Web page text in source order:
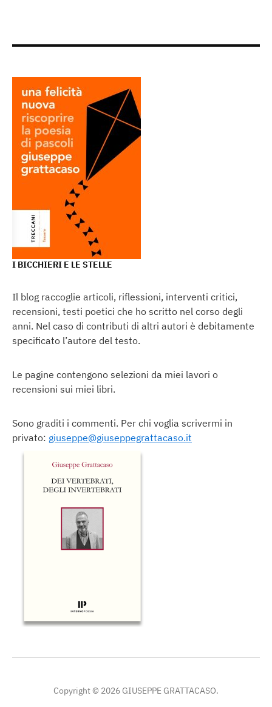
I BICCHIERI E LE STELLE
Il blog raccoglie articoli, riflessioni, interventi critici,
recensioni, testi poetici che ho scritto nel corso degli
anni. Nel caso di contributi di altri autori è debitamente
specificato l’autore del testo.
Le pagine contengono selezioni da miei lavori o
recensioni sui miei libri.
Sono graditi i commenti. Per chi voglia scrivermi in
privato: giuseppe@giuseppegrattacaso.it
Copyright © 2026 GIUSEPPE GRATTACASO.